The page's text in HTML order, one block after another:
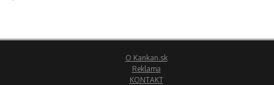
O Kankan.sk
Reklama
KONTAKT